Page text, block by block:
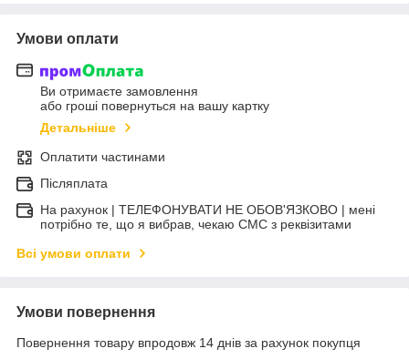
Умови оплати
Ви отримаєте замовлення
або гроші повернуться на вашу картку
Детальніше
Оплатити частинами
Післяплата
На рахунок | ТЕЛЕФОНУВАТИ НЕ ОБОВ'ЯЗКОВО | мені
потрібно те, що я вибрав, чекаю СМС з реквізитами
Всі умови оплати
Умови повернення
Повернення товару впродовж 14 днів за рахунок покупця